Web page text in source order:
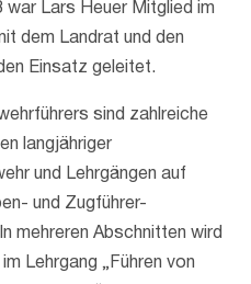
war Lars Heuer Mitglied im
dem Landrat und den
Einsatz geleitet.
sind zahlreiche
langjähriger
und Lehrgängen auf
und Zugführer-
mehreren Abschnitten wird
Lehrgang „Führen von